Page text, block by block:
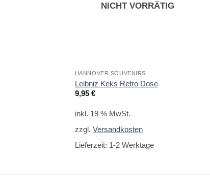
NICHT VORRÄTIG
HANNOVER SOUVENIRS
Leibniz Keks Retro Dose
9,95 €
inkl. 19 % MwSt.
zzgl. Versandkosten
Lieferzeit: 1-2 Werktage